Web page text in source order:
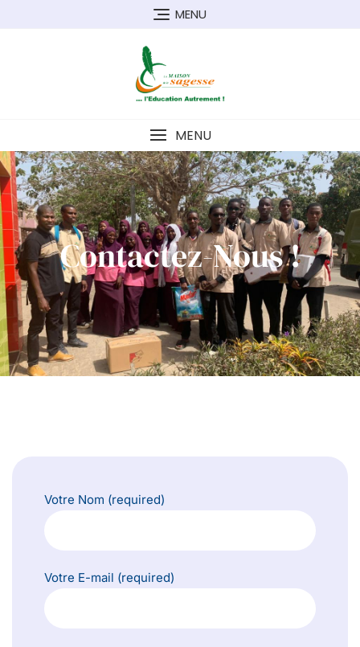
MENU
MENU
Contactez-Nous !
Votre Nom (required)
Votre E-mail (required)